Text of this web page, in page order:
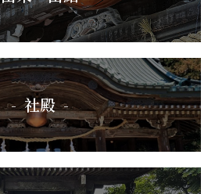
社殿